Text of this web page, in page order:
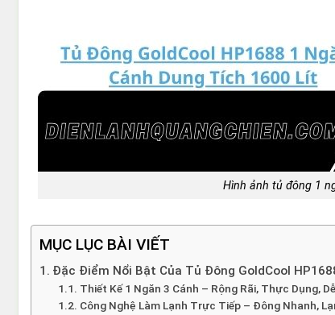
Hình ảnh tủ đông 1
MỤC LỤC BÀI VIẾT
Đặc Điểm Nổi Bật Của Tủ Đông GoldCool
Thiết Kế 1 Ngăn 3 Cánh – Rộng Rãi, Thực Dụng,
Công Nghệ Làm Lạnh Trực Tiếp – Đông Nhanh,